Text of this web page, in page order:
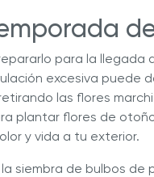
para la llegada
excesiva puede
las flores
plantar flores de
y vida a tu exterior.
siembra de bulbos de